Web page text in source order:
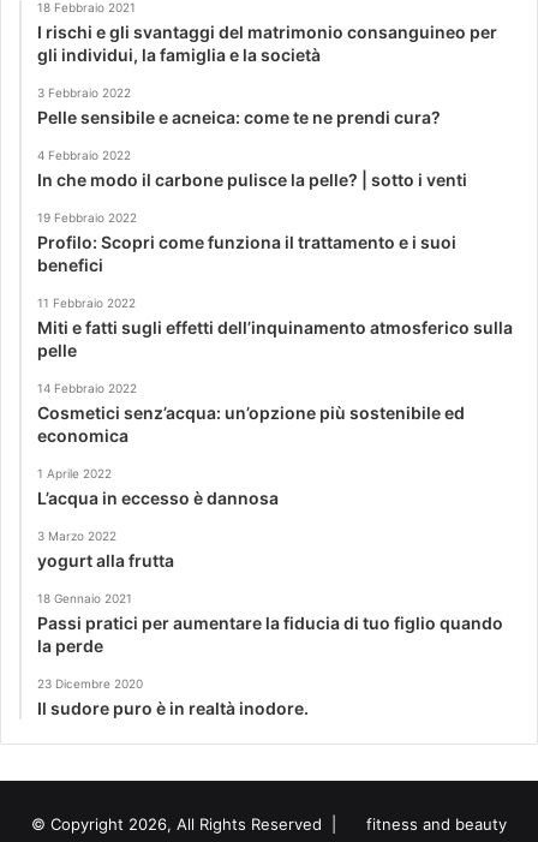
18 Febbraio 2021
I rischi e gli svantaggi del matrimonio consanguineo per
gli individui, la famiglia e la società
3 Febbraio 2022
Pelle sensibile e acneica: come te ne prendi cura?
4 Febbraio 2022
In che modo il carbone pulisce la pelle? | sotto i venti
19 Febbraio 2022
Profilo: Scopri come funziona il trattamento e i suoi
benefici
11 Febbraio 2022
Miti e fatti sugli effetti dell’inquinamento atmosferico sulla
pelle
14 Febbraio 2022
Cosmetici senz’acqua: un’opzione più sostenibile ed
economica
1 Aprile 2022
L’acqua in eccesso è dannosa
3 Marzo 2022
yogurt alla frutta
18 Gennaio 2021
Passi pratici per aumentare la fiducia di tuo figlio quando
la perde
23 Dicembre 2020
Il sudore puro è in realtà inodore.
© Copyright 2026, All Rights Reserved | fitness and beauty